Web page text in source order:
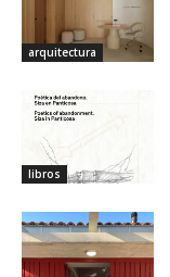
arquitectura
libros